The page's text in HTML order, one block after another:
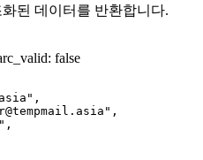
된 데이터를 반환합니다.
: false